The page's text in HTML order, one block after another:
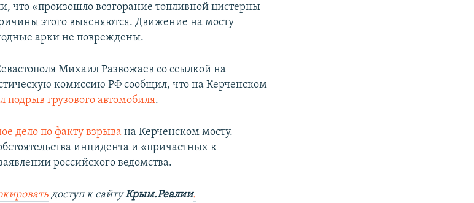
что «произошло возгорание топливной цистерны
этого выясняются. Движение на мосту
арки не повреждены.
Михаил Развожаев со ссылкой на
комиссию РФ сообщил, что на Керченском
подрыв грузового автомобиля.
дело по факту взрыва на Керченском мосту.
инцидента и «причастных к
российского ведомства.
доступ к сайтуКрым.Реалии.